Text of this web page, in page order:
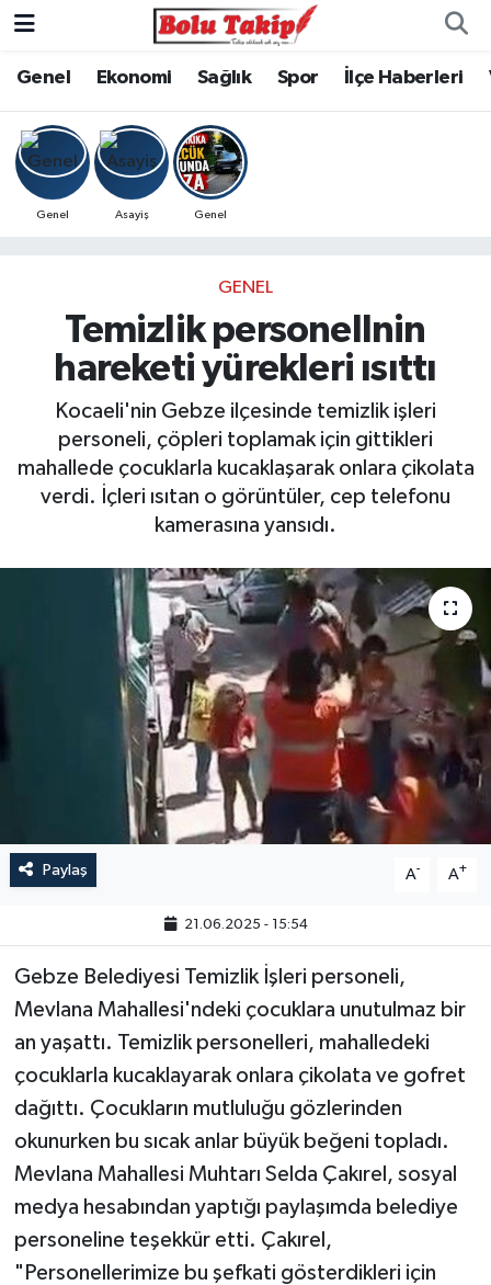
Genel Ekonomi Sağlık Spor İlçe Haberleri
Genel Asayiş Genel
GENEL
Temizlik personellnin
hareketi yürekleri ısıttı
Kocaeli'nin Gebze ilçesinde temizlik işleri
personeli, çöpleri toplamak için gittikleri
mahallede çocuklarla kucaklaşarak onlara çikolata
verdi. İçleri ısıtan o görüntüler, cep telefonu
kamerasına yansıdı.
Paylaş A- A+
21.06.2025 - 15:54
Gebze Belediyesi Temizlik İşleri personeli,
Mevlana Mahallesi'ndeki çocuklara unutulmaz bir
an yaşattı. Temizlik personelleri, mahalledeki
çocuklarla kucaklayarak onlara çikolata ve gofret
dağıttı. Çocukların mutluluğu gözlerinden
okunurken bu sıcak anlar büyük beğeni topladı.
Mevlana Mahallesi Muhtarı Selda Çakırel, sosyal
medya hesabından yaptığı paylaşımda belediye
personeline teşekkür etti. Çakırel,
"Personellerimize bu şefkati gösterdikleri için